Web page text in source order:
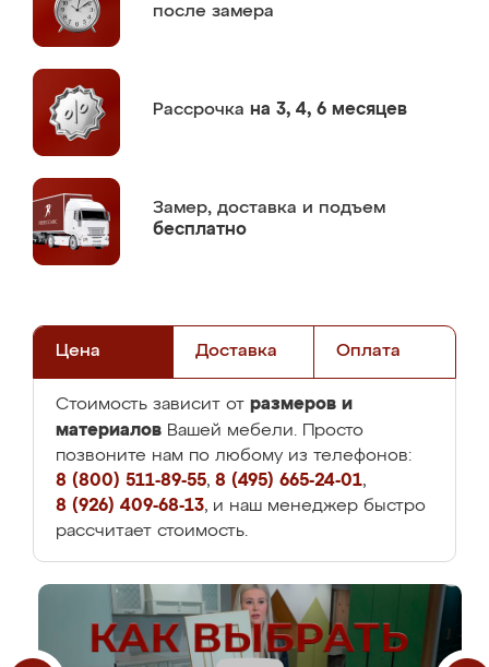
после замера
Рассрочка на 3, 4, 6 месяцев
Замер, доставка и подъем
бесплатно
Цена Доставка Оплата
Стоимость зависит от размеров и
материалов Вашей мебели. Просто
позвоните нам по любому из телефонов:
8 (800) 511-89-55, 8 (495) 665-24-01,
8 (926) 409-68-13, и наш менеджер быстро
рассчитает стоимость.